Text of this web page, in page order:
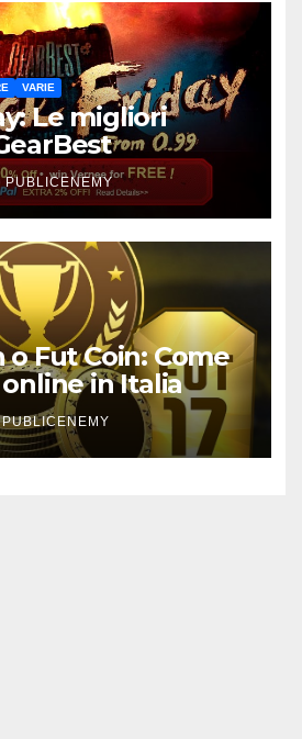
VARIE
Le migliori
PUBLICENEMY
o Fut Coin: Come
in Italia
PUBLICENEMY